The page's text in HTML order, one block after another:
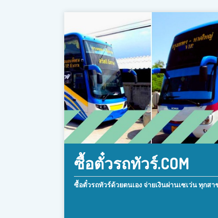
ซื้อตั๋วรถทัวร์.COM
ซื้อตั๋วรถทัวร์ด้วยตนเอง จ่ายเงินผ่านเซเว่น ทุกสา